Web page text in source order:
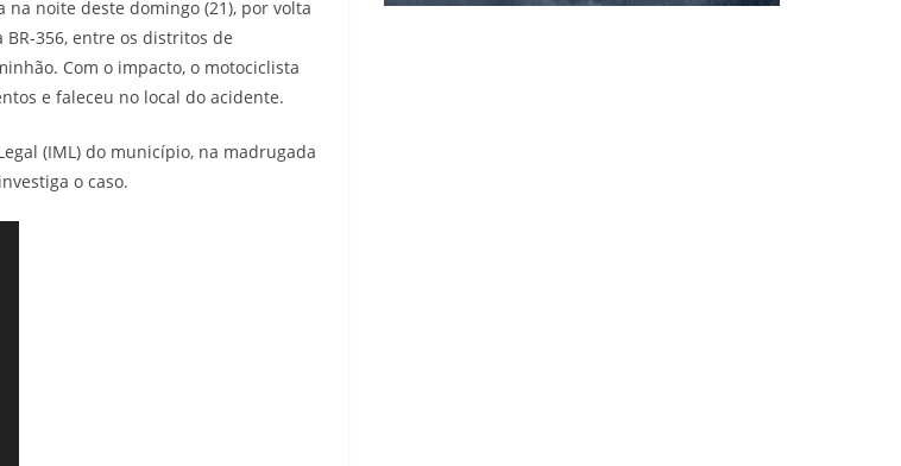
noite deste domingo (21), por volta
356, entre os distritos de
Com o impacto, o motociclista
e faleceu no local do acidente.
(IML) do município, na madrugada
o caso.